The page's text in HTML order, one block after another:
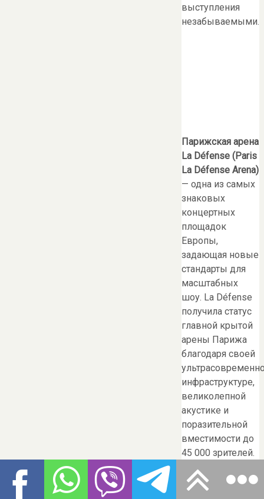
выступления
незабываемыми.
Парижская арена
La Défense (Paris
La Défense Arena)
— одна из самых
знаковых
концертных
площадок
Европы,
задающая новые
стандарты для
масштабных
шоу. La Défense
получила статус
главной крытой
арены Парижа
благодаря своей
инфраструктуре,
великолепной
акустике и
поразительной
вместимости до
45 000 зрителей.
Открытие арены
состоялось в